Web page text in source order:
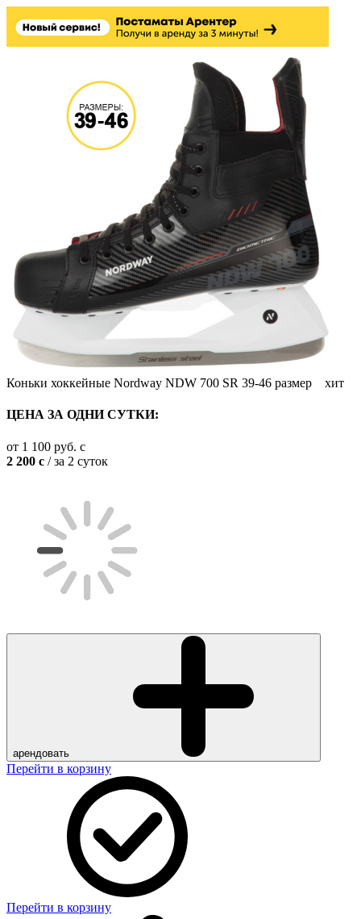
Коньки хоккейные Nordway NDW 700 SR 39-46 размер хит
ЦЕНА ЗА ОДНИ СУТКИ:
от 1 100 руб. c
2 200 c / за 2 суток
арендовать
Перейти в корзину
Перейти в корзину